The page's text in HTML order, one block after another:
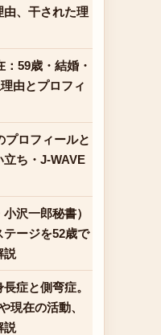
、干された理
：59歳・結婚・
由とプロフィ
プロフィールと
ち・J-WAVE
沢一郎秘書）
ージを52歳で
説
症と側弯症。
現在の活動、
説